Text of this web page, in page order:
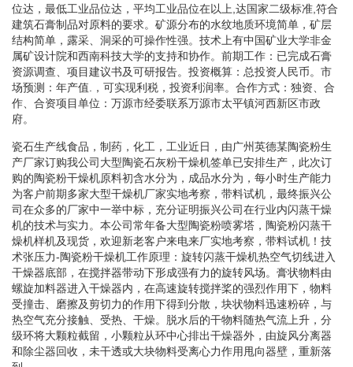
位达，最低工业品位达，平均工业品位在以上,达国家二级标准,符合
建筑石膏制品对原料的要求。矿源分布的水纹地质环境简单，矿层
结构简单，露采、洞采的可操作性强。技术上有中国矿业大学非金
属矿设计院和西南科技大学的支持和协作。前期工作：已完成石膏
资源调查、项目建议书及可研报告。投资概算：总投资人民币。市
场预测：年产值.，可实现利税，投资利润率。合作方式：独资、合
作、合资项目单位：万源市经委联系万源市太平镇河西新区市政
府。
瓷石生产线食品，制药，化工，工业近日，由广州英德某陶瓷粉生
产厂家订购我公司大型陶瓷石灰粉干燥机签单已安排生产，此次订
购的陶瓷粉干燥机原料初含水分为，成品水分为，每小时生产能力
为客户前期多家大型干燥机厂家实地考察，带料试机，最终振兴公
司在众多的厂家中一举中标，充分证明振兴公司在行业内闪蒸干燥
机的技术与实力。本公司常年备大型陶瓷粉喷雾塔，陶瓷粉闪蒸干
燥机样机及现货，欢迎新老客户来电来厂实地考察，带料试机！技
术张压力-陶瓷粉干燥机工作原理：旋转闪蒸干燥机热空气切线进入
干燥器底部，在搅拌器带动下形成强有力的旋转风场。膏状物料由
螺旋加料器进入干燥器内，在高速旋转搅拌桨的强烈作用下，物料
受撞击、磨擦及剪切力的作用下得到分散，块状物料迅速粉碎，与
热空气充分接触、受热、干燥。脱水后的干物料随热气流上升，分
级环将大颗粒截留，小颗粒从环中心排出干燥器外，由旋风分离器
和除尘器回收，未干透或大块物料受离心力作用甩向器壁，重新落